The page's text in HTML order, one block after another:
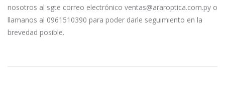
nosotros al sgte correo electrónico ventas@araroptica.com.py o
llamanos al 0961510390 para poder darle seguimiento en la
brevedad posible.